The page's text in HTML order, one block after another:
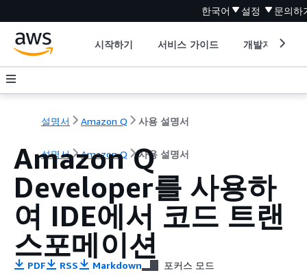
한국어 설정 문의하
시작하기 서비스 가이드 개발자 도구
설명서 Amazon Q 사용 설명서
설명서 Amazon Q 사용 설명서
Amazon Q
Developer를 사용하
여 IDE에서 코드 트랜
스포메이션
PDF RSS Markdown 포커스 모드